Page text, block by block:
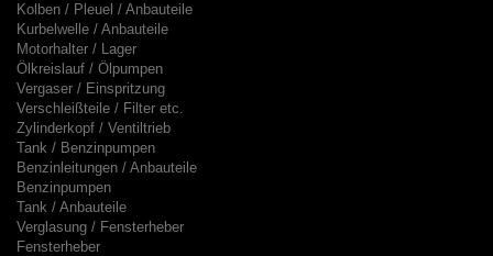
Kolben / Pleuel / Anbauteile
Kurbelwelle / Anbauteile
Motorhalter / Lager
Ölkreislauf / Ölpumpen
Vergaser / Einspritzung
Verschleißteile / Filter etc.
Zylinderkopf / Ventiltrieb
Tank / Benzinpumpen
Benzinleitungen / Anbauteile
Benzinpumpen
Tank / Anbauteile
Verglasung / Fensterheber
Fensterheber